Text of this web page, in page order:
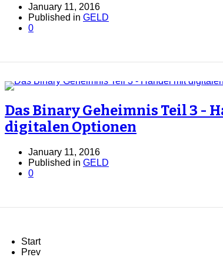
January 11, 2016
Published in GELD
0
Das Binary Geheimnis Teil 3 -
digitalen Optionen
January 11, 2016
Published in GELD
0
Start
Prev